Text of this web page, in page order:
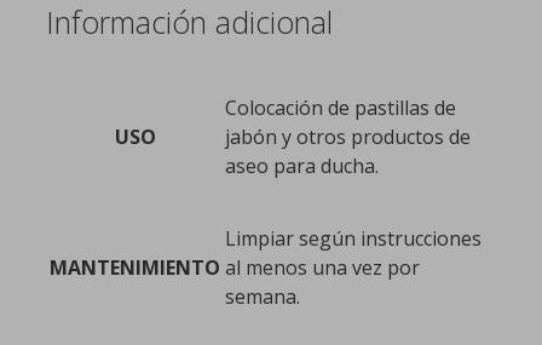
Información adicional
USO
Colocación de pastillas de
jabón y otros productos de
aseo para ducha.
MANTENIMIENTO
Limpiar según instrucciones
al menos una vez por
semana.